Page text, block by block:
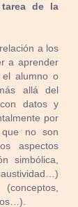
de la
a los
a aprender
el alumno o
allá del
datos y
por
que no son
aspectos
simbólica,